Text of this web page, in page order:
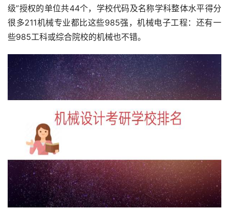
级”授权的单位共44个，学校代码及名称学科整体水平得分
很多211机械专业都比这些985强，机械电子工程：还有一
些985工科或综合院校的机械也不错。